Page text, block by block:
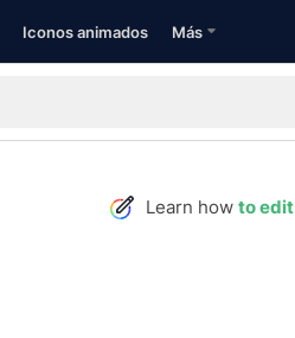
Iconos animados Más
Learn how to edit